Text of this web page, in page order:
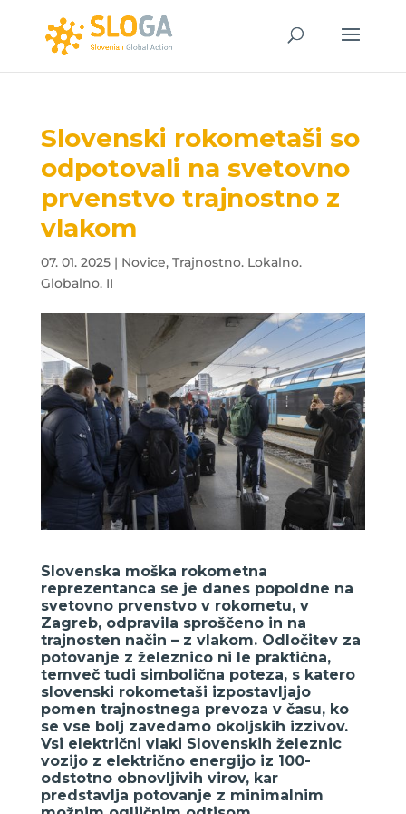
Slovenski rokometaši so
odpotovali na svetovno
prvenstvo trajnostno z
vlakom
07. 01. 2025| Novice, Trajnostno. Lokalno.
Globalno. II
Slovenska moška rokometna
reprezentanca se je danes popoldne na
svetovno prvenstvo v rokometu, v
Zagreb, odpravila sproščeno in na
trajnosten način – z vlakom. Odločitev za
potovanje z železnico ni le praktična,
temveč tudi simbolična poteza, s katero
slovenski rokometaši izpostavljajo
pomen trajnostnega prevoza v času, ko
se vse bolj zavedamo okoljskih izzivov.
Vsi električni vlaki Slovenskih železnic
vozijo z električno energijo iz 100-
odstotno obnovljivih virov, kar
predstavlja potovanje z minimalnim